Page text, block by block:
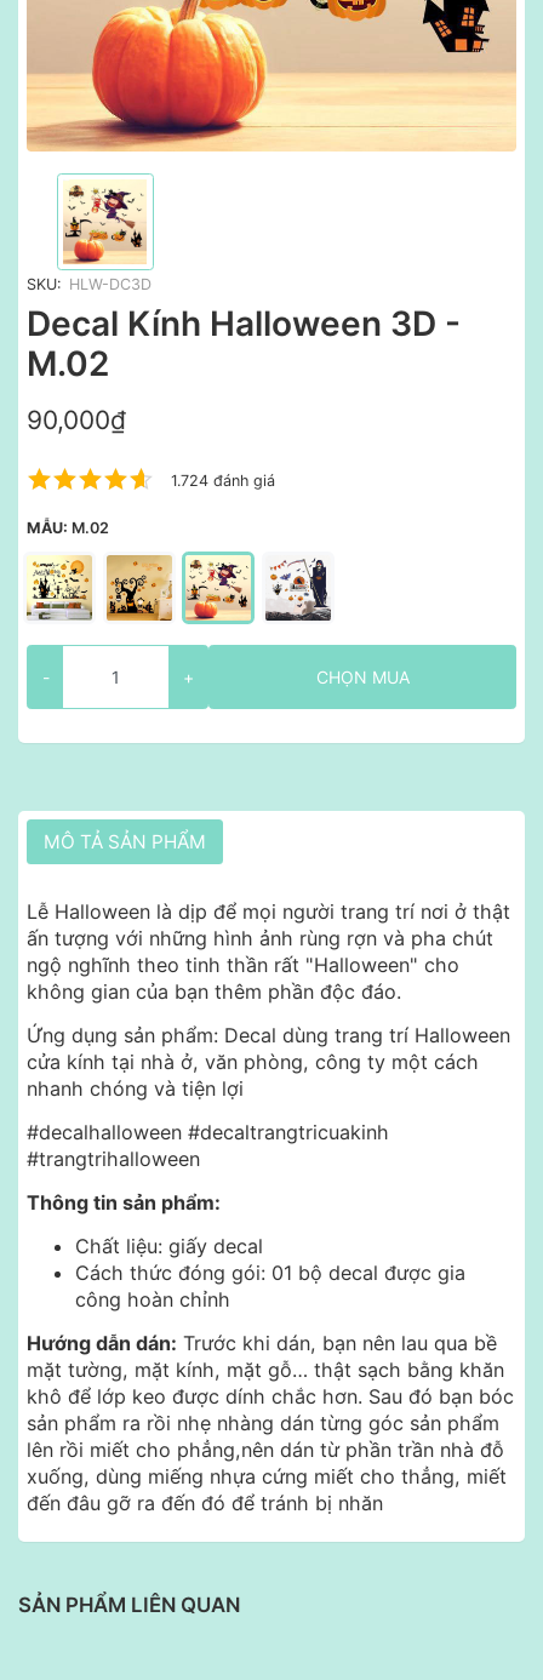
SKU: HLW-DC3D
Decal Kính Halloween 3D -
M.02
90,000₫
1.724 đánh giá
MẪU: M.02
- + CHỌN MUA
MÔ TẢ SẢN PHẨM
Lễ Halloween là dịp để mọi người trang trí nơi ở thật
ấn tượng với những hình ảnh rùng rợn và pha chút
ngộ nghĩnh theo tinh thần rất "Halloween" cho
không gian của bạn thêm phần độc đáo.
Ứng dụng sản phẩm: Decal dùng trang trí Halloween
cửa kính tại nhà ở, văn phòng, công ty một cách
nhanh chóng và tiện lợi
#decalhalloween #decaltrangtricuakinh
#trangtrihalloween
Thông tin sản phẩm:
Chất liệu: giấy decal
Cách thức đóng gói: 01 bộ decal được gia
công hoàn chỉnh
Hướng dẫn dán: Trước khi dán, bạn nên lau qua bề
mặt tường, mặt kính, mặt gỗ… thật sạch bằng khăn
khô để lớp keo được dính chắc hơn. Sau đó bạn bóc
sản phẩm ra rồi nhẹ nhàng dán từng góc sản phẩm
lên rồi miết cho phẳng,nên dán từ phần trần nhà đỗ
xuống, dùng miếng nhựa cứng miết cho thẳng, miết
đến đâu gỡ ra đến đó để tránh bị nhăn
SẢN PHẨM LIÊN QUAN